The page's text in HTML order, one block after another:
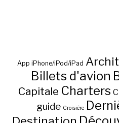
App iPhone/iPod/iPad
Billets d'avion
Capitale Charters
guide Croisière